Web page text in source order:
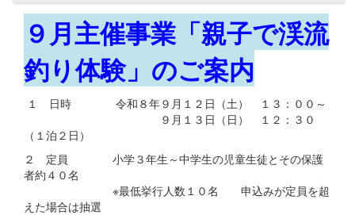
９月主催事業「親子で渓流
釣り体験」のご案内
１ 日時 令和８年９月１２日（土） １３：００～
９月１３日（日） １２：３０
（１泊２日）
２ 定員 小学３年生～中学生の児童生徒とその保護
者約４０名
※最低挙行人数１０名 申込みが定員を超
えた場合は抽選